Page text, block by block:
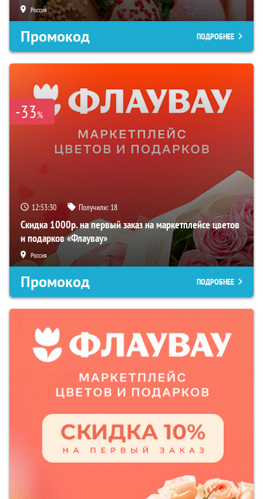
Россия
Промокод ПОДРОБНЕЕ
-33%
12:53:29 Получили: 18
Скидка 1000р. на первый заказ на маркетплейсе цветов
и подарков «Флаувау»
Россия
Промокод ПОДРОБНЕЕ